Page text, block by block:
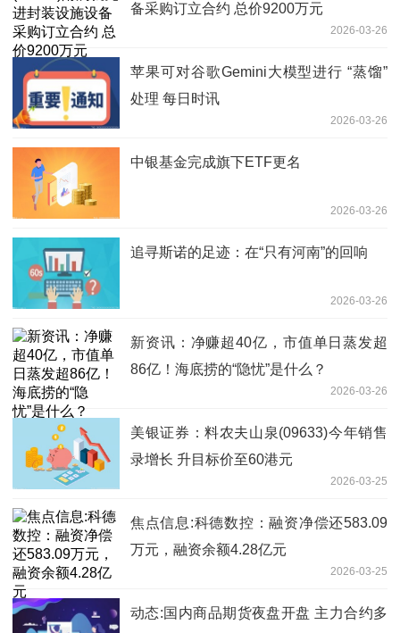
备采购订立合约 总价9200万元
2026-03-26
苹果可对谷歌Gemini大模型进行 “蒸馏”
处理 每日时讯
2026-03-26
中银基金完成旗下ETF更名
2026-03-26
追寻斯诺的足迹：在“只有河南”的回响
2026-03-26
新资讯：净赚超40亿，市值单日蒸发超
86亿！海底捞的“隐忧”是什么？
2026-03-26
美银证券：料农夫山泉(09633)今年销售
录增长 升目标价至60港元
2026-03-25
焦点信息:科德数控：融资净偿还583.09
万元，融资余额4.28亿元
2026-03-25
动态:国内商品期货夜盘开盘 主力合约多